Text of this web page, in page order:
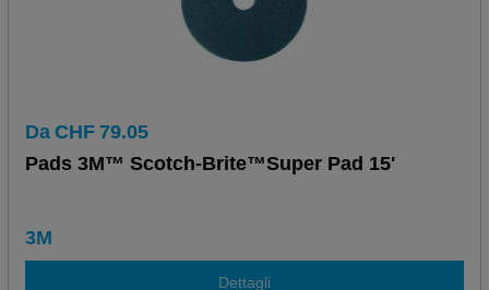
Da CHF 79.05
Pads 3M™ Scotch-Brite™Super Pad 15'
3M
Dettagli